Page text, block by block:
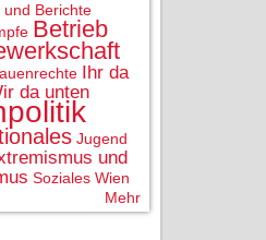
und Berichte
Betrieb
Ihr da
da unten
Jugend
und
Soziales Wien
Mehr